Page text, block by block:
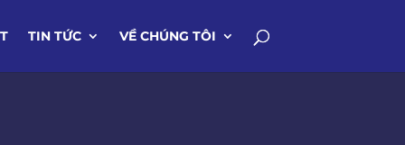
TIN TỨC VỀ CHÚNG TÔI